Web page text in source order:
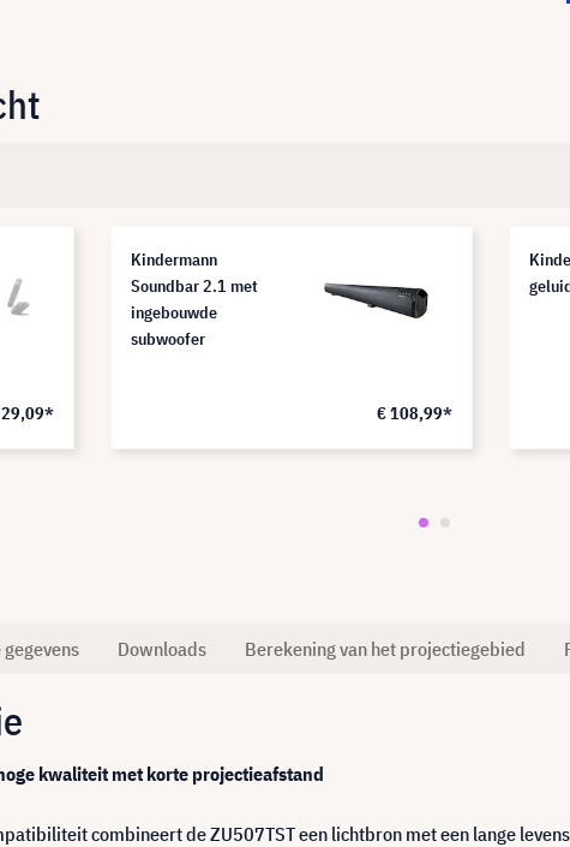
Kindermann
Soundbar 2.1 met
ingebouwde
subwoofer
€ 108,99*
gegevens Downloads Berekening van het projectiegebied
kwaliteit met korte projectieafstand
combineert de ZU507TST een lichtbron met een lange